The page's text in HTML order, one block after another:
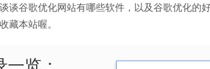
谈谷歌优化网站有哪些软件，以及谷歌优化的
藏本站喔。